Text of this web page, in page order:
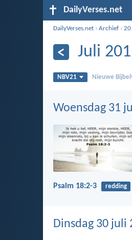
DailyVerses.net
DailyVerses.net ›Archief ›
Juli
NBV21 Nieuwe
Woensdag 31
Psalm 18:2-3 redding
Dinsdag 30 juli